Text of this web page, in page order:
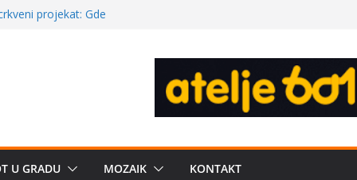
projekat: Gde
i sekularne
traženije Španija,
mira dočekao
U GRADU MOZAIK KONTAKT